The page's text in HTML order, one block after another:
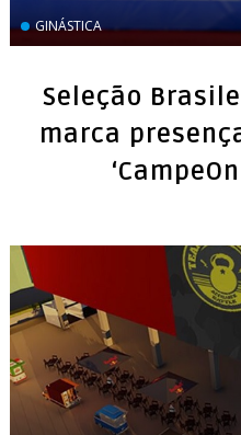
GINÁSTICA
Seleção
marca